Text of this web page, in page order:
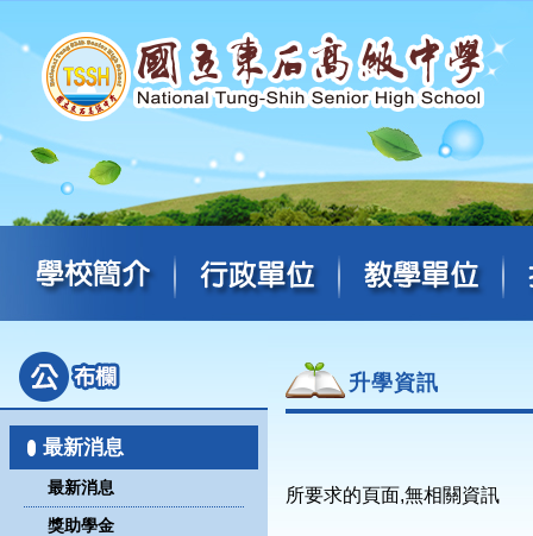
最新消息
最新消息
獎助學金
升學資訊
所要求的頁面,無相關資訊